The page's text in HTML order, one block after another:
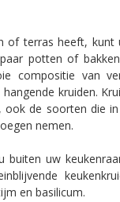
of terras heeft, kunt
potten of
compositie van
kruiden.
ook de soorten die
nemen.
buiten uw
en basilicum.